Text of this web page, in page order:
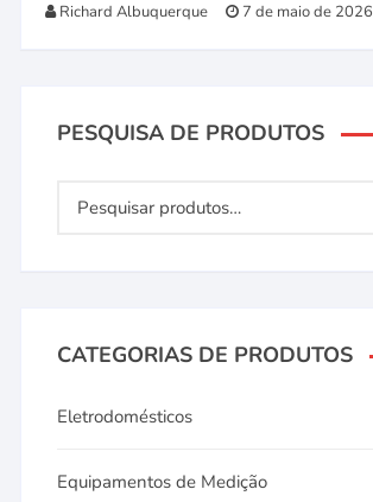
Richard Albuquerque 7 de maio de 2026
PESQUISA DE PRODUTOS
CATEGORIAS DE PRODUTOS
Eletrodomésticos
Equipamentos de Medição